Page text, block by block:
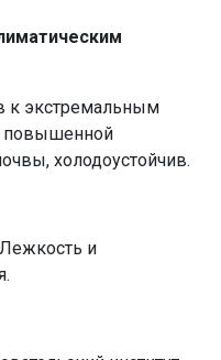
к экстремальным
повышенной
холодоустойчив.
и